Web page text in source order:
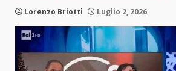
Lorenzo Briotti Luglio 2, 2026